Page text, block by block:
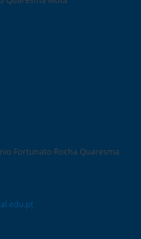
Fortunato Rocha Quaresma